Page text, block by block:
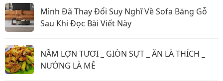
Mình Đã Thay Đổi Suy Nghĩ Về Sofa Băng Gỗ
Sau Khi Đọc Bài Viết Này
NẦM LỢN TƯƠI _ GIÒN SỰT _ ĂN LÀ THÍCH _
NƯỚNG LÀ MÊ